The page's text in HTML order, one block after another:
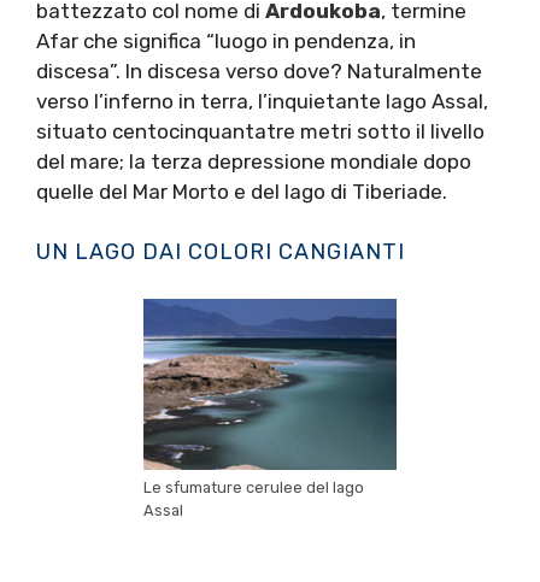
battezzato col nome di Ardoukoba, termine
Afar che significa “luogo in pendenza, in
discesa”. In discesa verso dove? Naturalmente
verso l’inferno in terra, l’inquietante lago Assal,
situato centocinquantatre metri sotto il livello
del mare; la terza depressione mondiale dopo
quelle del Mar Morto e del lago di Tiberiade.
UN LAGO DAI COLORI CANGIANTI
Le sfumature cerulee del lago
Assal